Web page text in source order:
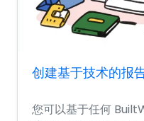
创建基于技术的报
您可以基于任何